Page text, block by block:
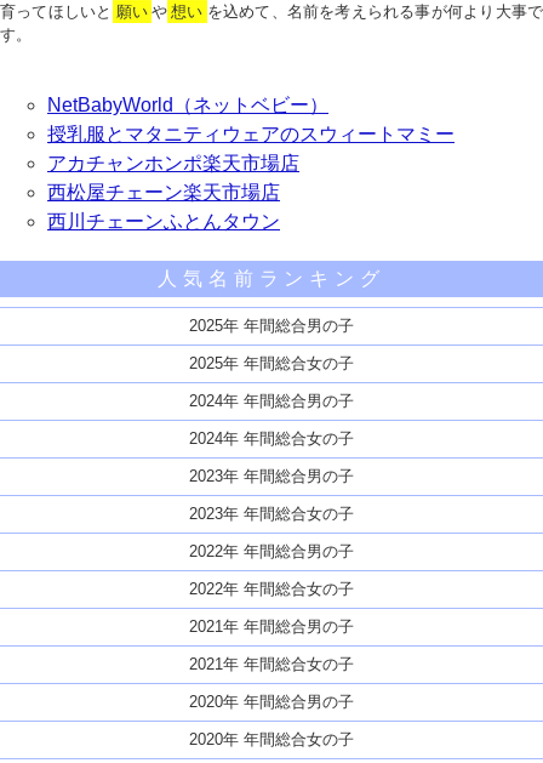
育ってほしいと 願い や 想い を込めて、名前を考えられる事が何より大事で
す。
NetBabyWorld（ネットベビー）
授乳服とマタニティウェアのスウィートマミー
アカチャンホンポ楽天市場店
西松屋チェーン楽天市場店
西川チェーンふとんタウン
人気名前ランキング
2025年 年間総合男の子
2025年 年間総合女の子
2024年 年間総合男の子
2024年 年間総合女の子
2023年 年間総合男の子
2023年 年間総合女の子
2022年 年間総合男の子
2022年 年間総合女の子
2021年 年間総合男の子
2021年 年間総合女の子
2020年 年間総合男の子
2020年 年間総合女の子